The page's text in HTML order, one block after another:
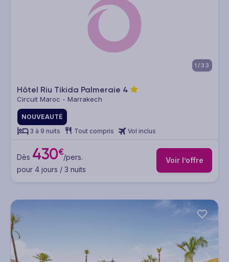
1/33
Hôtel Riu Tikida Palmeraie 4
Circuit Maroc - Marrakech
NOUVEAUTÉ
3 à 9 nuits
Tout compris Vol inclus
Dès 430€/pers.
pour 4 jours / 3 nuits
Voir l’offre